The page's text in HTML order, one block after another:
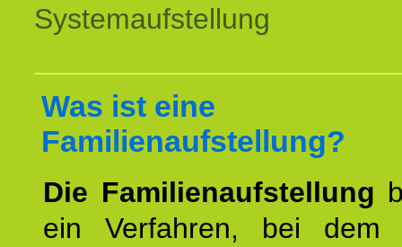
Systemaufstellung
Was ist eine
Familienaufstellung?
Die Familienaufstellung
ein Verfahren, bei dem